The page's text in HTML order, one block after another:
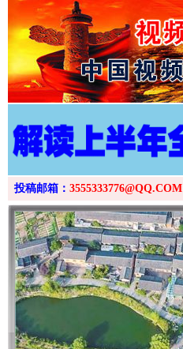
投稿邮箱： 3555333776@QQ.COM